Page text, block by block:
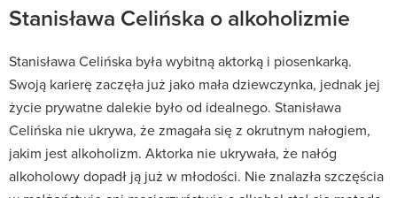
Stanisława Celińska o alkoholizmie
Stanisława Celińska była wybitną aktorką i piosenkarką.
Swoją karierę zaczęła już jako mała dziewczynka, jednak jej
życie prywatne dalekie było od idealnego. Stanisława
Celińska nie ukrywa, że zmagała się z okrutnym nałogiem,
jakim jest alkoholizm. Aktorka nie ukrywała, że nałóg
alkoholowy dopadł ją już w młodości. Nie znalazła szczęścia